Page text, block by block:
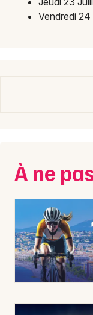
Vendredi
À ne